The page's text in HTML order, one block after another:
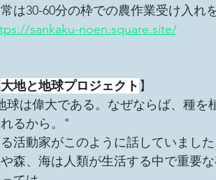
は30-60分の枠での農作業受け入れ
sankaku-noen.square.site/
大地と地球プロジェクト 】
球は偉大である。なぜならば、種
れるから。"
活動家がこのように話していまし
森、海は人類が生活する中で重要